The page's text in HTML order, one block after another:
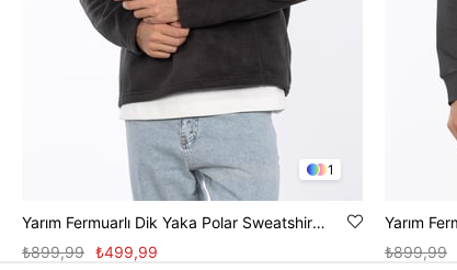
1
Yarım Fermuarlı Dik Yaka Polar Sweatshirt - Antrasit
₺499,99
₺899,99 ₺899,99